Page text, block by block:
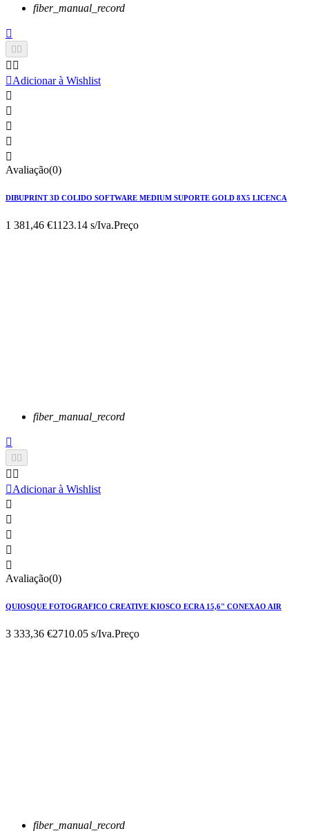
fiber_manual_record

 
 
Adicionar à Wishlist





Avaliação(0)
DIBUPRINT 3D COLIDO SOFTWARE MEDIUM SUPORTE GOLD 8X5 LICENCA
1 381,46 €1123.14 s/Iva.Preço
fiber_manual_record

 
 
Adicionar à Wishlist





Avaliação(0)
QUIOSQUE FOTOGRAFICO CREATIVE KIOSCO ECRA 15,6" CONEXAO AIR
3 333,36 €2710.05 s/Iva.Preço
fiber_manual_record